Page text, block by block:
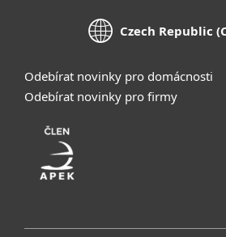
Czech Republic
Odebírat novinky pro domácnosti
Odebírat novinky pro firmy